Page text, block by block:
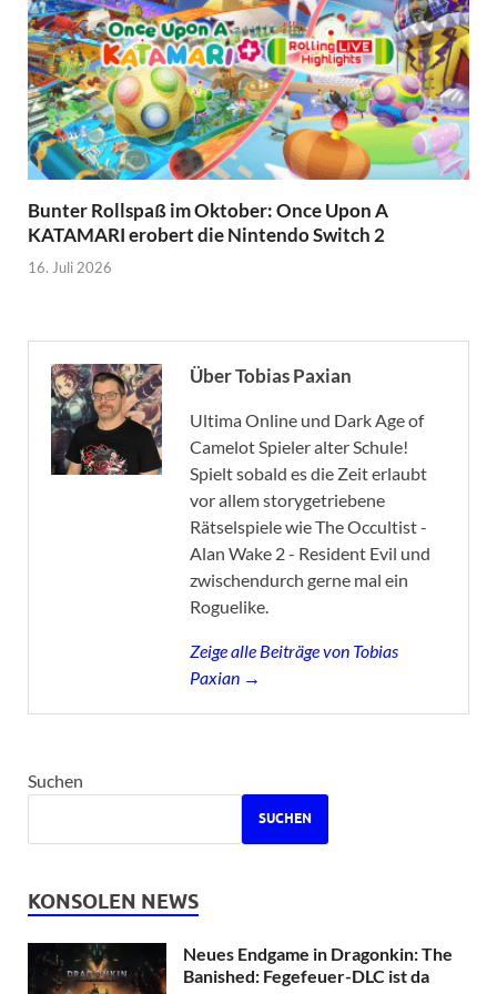
Bunter Rollspaß im Oktober: Once Upon A
KATAMARI erobert die Nintendo Switch 2
16. Juli 2026
Über Tobias Paxian
Ultima Online und Dark Age of
Camelot Spieler alter Schule!
Spielt sobald es die Zeit erlaubt
vor allem storygetriebene
Rätselspiele wie The Occultist -
Alan Wake 2 - Resident Evil und
zwischendurch gerne mal ein
Roguelike.
Zeige alle Beiträge von Tobias
Paxian →
Suchen
SUCHEN
KONSOLEN NEWS
Neues Endgame in Dragonkin: The
Banished: Fegefeuer-DLC ist da